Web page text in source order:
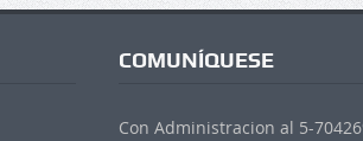
COMUNÍQUESE
Con Administracion al 5-